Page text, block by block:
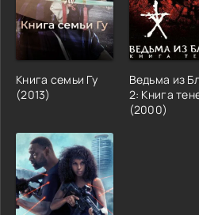
Книга семьи Гу
(2013)
Ведьма из
2: Книга
(2000)